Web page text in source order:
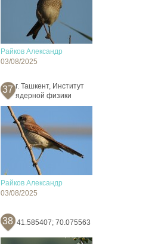
Райков Александр
03/08/2025
37 г. Ташкент, Институт
ядерной физики
Райков Александр
03/08/2025
38 41.585407; 70.075563